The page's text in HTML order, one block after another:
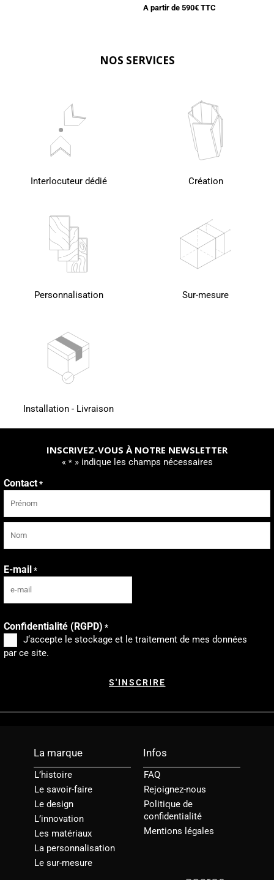
A partir de 590€ TTC
NOS SERVICES
Interlocuteur dédié Création
Personnalisation Sur-mesure
Installation - Livraison
INSCRIVEZ-VOUS À NOTRE NEWSLETTER
« *» indique les champs nécessaires
Contact *
Prénom
Nom
E-mail *
Confidentialité (RGPD) *
J‘accepte le stockage et le traitement de mes données
par ce site.
La marque
L’histoire
Le savoir-faire
Le design
L’innovation
Les matériaux
La personnalisation
Le sur-mesure
Infos
FAQ
Rejoignez-nous
Politique de
confidentialité
Mentions légales